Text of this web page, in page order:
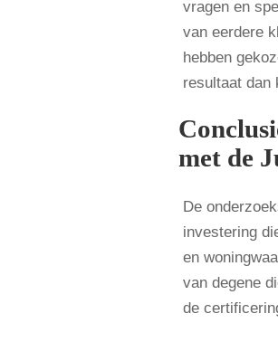
vragen en
van eerdere
hebben
resultaat dan
met de
De
investering
en
van degene
de